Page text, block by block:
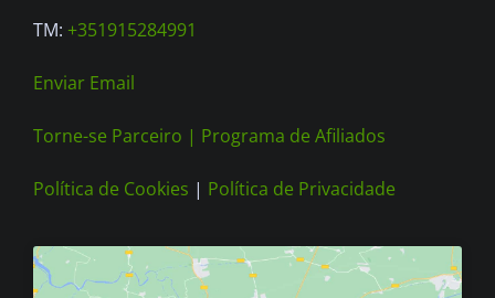
TM: +351915284991
Enviar Email
Torne-se Parceiro | Programa de Afiliados
Política de Cookies | Política de Privacidade